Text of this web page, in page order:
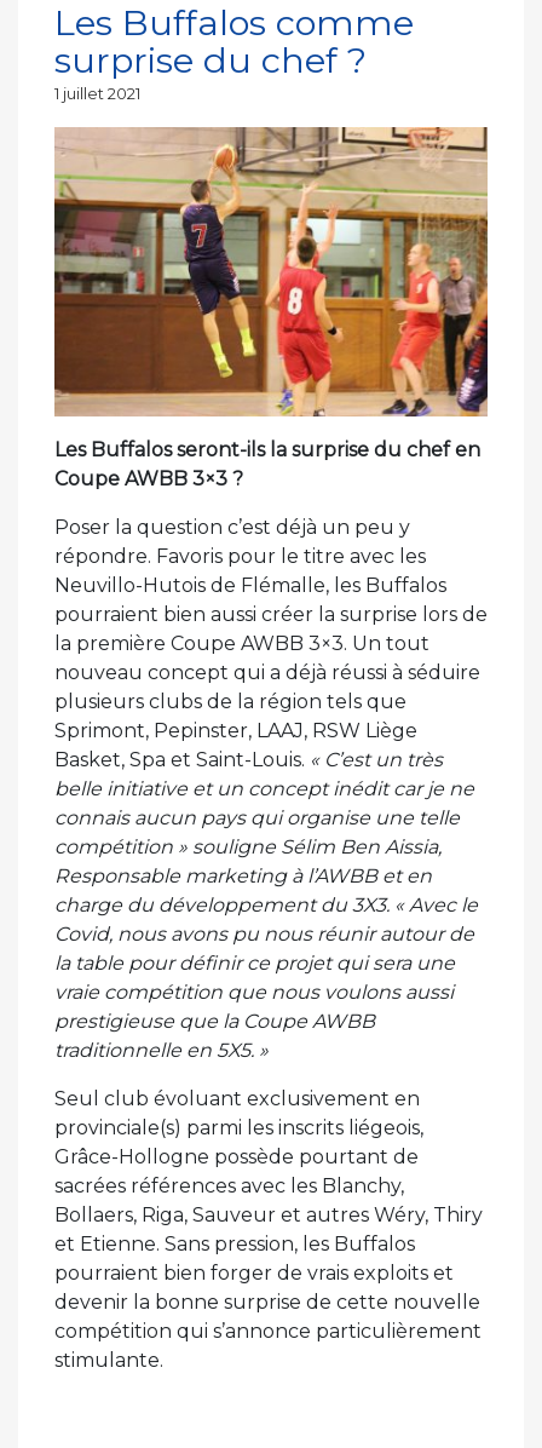
Les Buffalos comme
surprise du chef ?
Publié
1 juillet 2021
Les Buffalos seront-ils la surprise du chef en
Coupe AWBB 3×3 ?
Poser la question c’est déjà un peu y
répondre. Favoris pour le titre avec les
Neuvillo-Hutois de Flémalle, les Buffalos
pourraient bien aussi créer la surprise lors de
la première Coupe AWBB 3×3. Un tout
nouveau concept qui a déjà réussi à séduire
plusieurs clubs de la région tels que
Sprimont, Pepinster, LAAJ, RSW Liège
Basket, Spa et Saint-Louis. « C’est un très
belle initiative et un concept inédit car je ne
connais aucun pays qui organise une telle
compétition » souligne Sélim Ben Aissia,
Responsable marketing à l’AWBB et en
charge du développement du 3X3. « Avec le
Covid, nous avons pu nous réunir autour de
la table pour définir ce projet qui sera une
vraie compétition que nous voulons aussi
prestigieuse que la Coupe AWBB
traditionnelle en 5X5. »
Seul club évoluant exclusivement en
provinciale(s) parmi les inscrits liégeois,
Grâce-Hollogne possède pourtant de
sacrées références avec les Blanchy,
Bollaers, Riga, Sauveur et autres Wéry, Thiry
et Etienne. Sans pression, les Buffalos
pourraient bien forger de vrais exploits et
devenir la bonne surprise de cette nouvelle
compétition qui s’annonce particulièrement
stimulante.